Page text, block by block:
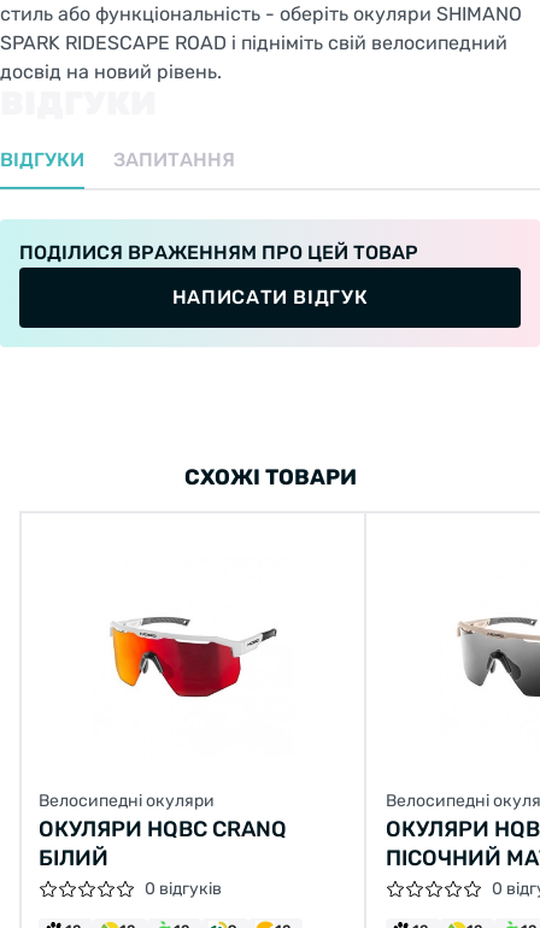
стиль або функціональність - оберіть окуляри SHIMANO
SPARK RIDESCAPE ROAD і підніміть свій велосипедний
досвід на новий рівень.
ВІДГУКИ ЗАПИТАННЯ
ПОДІЛИСЯ ВРАЖЕННЯМ ПРО ЦЕЙ ТОВАР
НАПИСАТИ ВІДГУК
СХОЖІ ТОВАРИ
Велосипедні окуляри
ОКУЛЯРИ HQBC CRANQ
БІЛИЙ
0 відгуків
Велосипедні
ОКУЛЯРИ
ПІСОЧНИЙ
0